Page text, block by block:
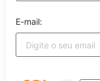
E-mail: